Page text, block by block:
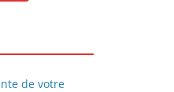
de votre